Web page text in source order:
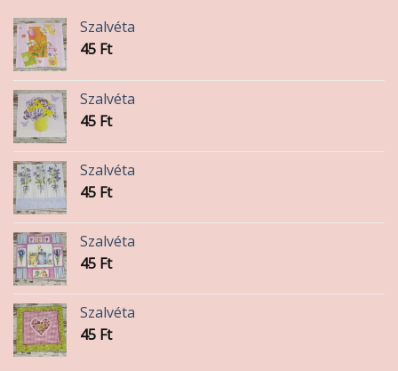
Szalvéta
45 Ft
Szalvéta
45 Ft
Szalvéta
45 Ft
Szalvéta
45 Ft
Szalvéta
45 Ft